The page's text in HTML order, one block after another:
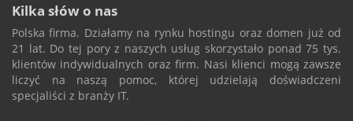
Kilka słów o nas
Polska firma. Działamy na rynku hostingu oraz domen już od
21 lat. Do tej pory z naszych usług skorzystało ponad 75 tys.
klientów indywidualnych oraz firm. Nasi klienci mogą zawsze
liczyć na naszą pomoc, której udzielają doświadczeni
specjaliści z branży IT.